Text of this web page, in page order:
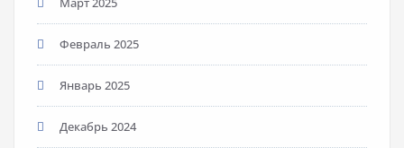
Февраль 2025
Январь 2025
Декабрь 2024